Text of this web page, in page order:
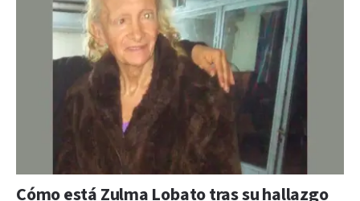
Cómo está Zulma Lobato tras su hallazgo